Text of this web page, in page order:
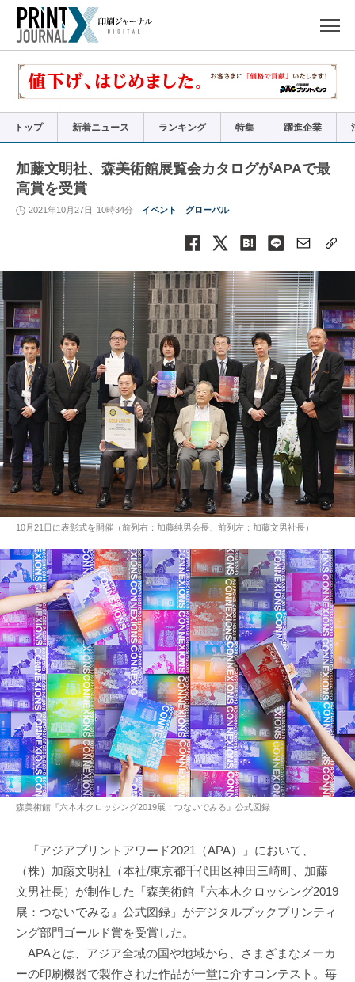
で
リ
トップ 新着ニュース ランキング 特集 躍進企業
加藤文明社、森美術館展覧会カタログがAPAで最
高賞を受賞
2021年10月27日 10時34分 イベント グローバル
10月21日に表彰式を開催（前列右：加藤純男会長、前列左：加藤文男社長）
森美術館『六本木クロッシング2019展：つないでみる』公式図録
「アジアプリントアワード2021（APA）」において、
（株）加藤文明社（本社/東京都千代田区神田三崎町、加藤
文男社長）が制作した「森美術館『六本木クロッシング2019
展：つないでみる』公式図録」がデジタルブックプリンティ
ング部門ゴールド賞を受賞した。
APAとは、アジア全域の国や地域から、さまざまなメーカ
ーの印刷機器で製作された作品が一堂に介すコンテスト。毎